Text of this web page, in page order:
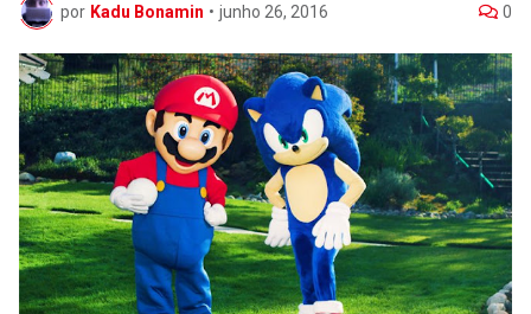
por Kadu Bonamin • junho 26, 2016 0